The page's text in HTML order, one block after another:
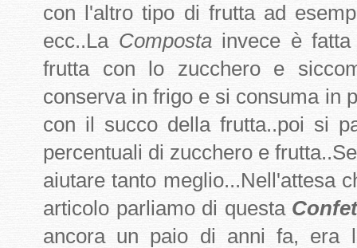
con l'altro tipo di frutta ad
ecc..La Compostainvece è fatta
frutta con lo zucchero e
conserva in frigo e si consuma in
con il succo della frutta..poi si
percentuali di zucchero e
aiutare tanto meglio...Nell'attesa
articolo parliamo di questa
ancora un paio di anni fa, era